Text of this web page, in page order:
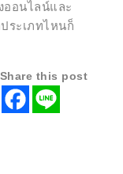
ออนไลน์และ
ระเภทไหนก็
Share this post